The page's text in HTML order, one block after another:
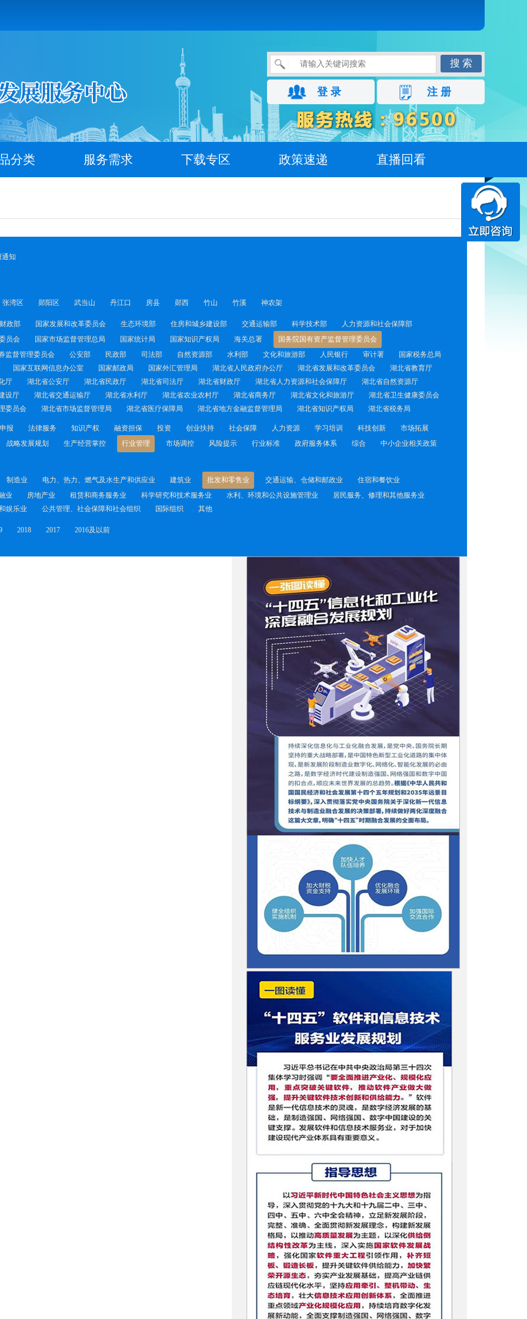
搜 索
登 录 注 册
分类 服务需求 下载专区 政策速递 直播回看
通知
张湾区 郧阳区 武当山 丹江口 房县 郧西 竹山 竹溪 神农架
财政部 国家发展和改革委员会 生态环境部 住房和城乡建设部 交通运输部 科学技术部
人力资源和社会保障部
员会 国家市场监督管理总局 国家统计局 国家知识产权局 海关总署
国务院国有资产监督管理委员会
监督管理委员会 公安部 民政部 司法部 自然资源部 水利部 文化和旅游部 人民银行 审计署
国家税务总局
国家互联网信息办公室 国家邮政局 国家外汇管理局 湖北省人民政府办公厅 湖北省发展和改革委员会
湖北省教育厅
厅 湖北省公安厅 湖北省民政厅 湖北省司法厅 湖北省财政厅 湖北省人力资源和社会保障厅
湖北省自然资源厅
设厅 湖北省交通运输厅 湖北省水利厅 湖北省农业农村厅 湖北省商务厅 湖北省文化和旅游厅
湖北省卫生健康委员会
委员会 湖北省市场监督管理局 湖北省医疗保障局 湖北省地方金融监督管理局 湖北省知识产权局 湖北省税务局
报 法律服务 知识产权 融资担保 投资 创业扶持 社会保障 人力资源 学习培训 科技创新
市场拓展
战略发展规划 生产经营掌控 行业管理 市场调控 风险提示 行业标准 政府服务体系 综合
中小企业相关政策
制造业 电力、热力、燃气及水生产和供应业 建筑业 批发和零售业 交通运输、仓储和邮政业
住宿和餐饮业
业 房地产业 租赁和商务服务业 科学研究和技术服务业 水利、环境和公共设施管理业
居民服务、修理和其他服务业
娱乐业 公共管理、社会保障和社会组织 国际组织 其他
2018 2017 2016及以前